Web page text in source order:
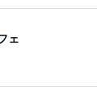
ェ